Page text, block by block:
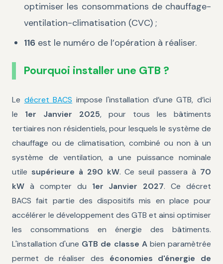
optimiser les consommations de chauffage-
ventilation-climatisation (CVC) ;
116 est le numéro de l’opération à réaliser.
Pourquoi installer une GTB ?
Le décret BACS impose l'installation d’une GTB, d’ici
le 1er Janvier 2025, pour tous les bâtiments
tertiaires non résidentiels, pour lesquels le système de
chauffage ou de climatisation, combiné ou non à un
système de ventilation, a une puissance nominale
utile supérieure à 290 kW. Ce seuil passera à 70
kW à compter du 1er Janvier 2027. Ce décret
BACS fait partie des dispositifs mis en place pour
accélérer le développement des GTB et ainsi optimiser
les consommations en énergie des bâtiments.
L'installation d'une GTB de classe Abien paramètrée
permet de réaliser des économies d'énergie de